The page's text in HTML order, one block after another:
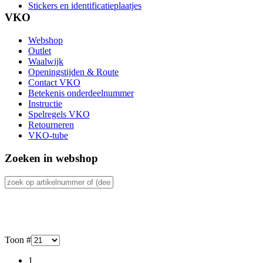
Stickers en identificatieplaatjes
VKO
Webshop
Outlet
Waalwijk
Openingstijden & Route
Contact VKO
Betekenis onderdeelnummer
Instructie
Spelregels VKO
Retourneren
VKO-tube
Zoeken in webshop
Toon #
1